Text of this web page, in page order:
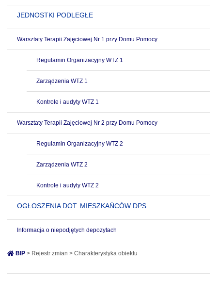
JEDNOSTKI PODLEGŁE
Warsztaty Terapii Zajęciowej Nr 1 przy Domu Pomocy
Regulamin Organizacyjny WTZ 1
Zarządzenia WTZ 1
Kontrole i audyty WTZ 1
Warsztaty Terapii Zajęciowej Nr 2 przy Domu Pomocy
Regulamin Organizacyjny WTZ 2
Zarządzenia WTZ 2
Kontrole i audyty WTZ 2
OGŁOSZENIA DOT. MIESZKAŃCÓW DPS
Informacja o niepodjętych depozytach
BIP > Rejestr zmian > Charakterystyka obiektu